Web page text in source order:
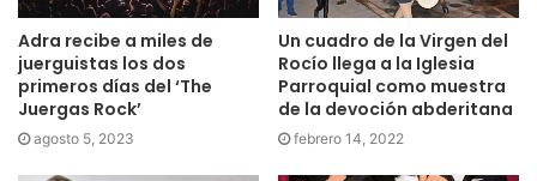
Adra recibe a miles de
juerguistas los dos
primeros días del ‘The
Juergas Rock’
agosto 5, 2023
Un cuadro de la Virgen del
Rocío llega a la Iglesia
Parroquial como muestra
de la devoción abderitana
febrero 14, 2022